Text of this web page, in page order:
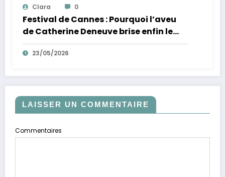
Clara 0
Festival de Cannes : Pourquoi l’aveu
de Catherine Deneuve brise enfin le
mythe de la Croisette
23/05/2026
LAISSER UN COMMENTAIRE
Commentaires